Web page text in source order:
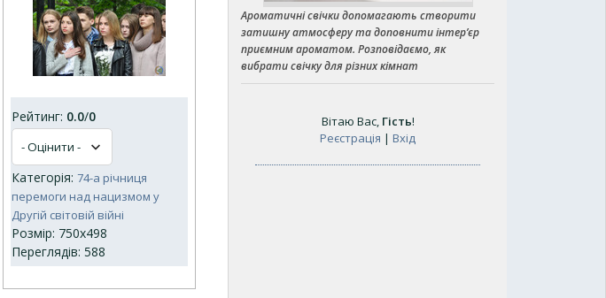
Рейтинг: 0.0/0
Категорія:74-а річниця
перемоги над нацизмом у
Другій світовій війні
Розмір: 750x498
Переглядів: 588
Ароматичні свічки допомагають створити
затишну атмосферу та доповнити інтер’єр
приємним ароматом. Розповідаємо, як
вибрати свічку для різних кімнат
Вітаю Вас, Гість!
Реєстрація | Вхід